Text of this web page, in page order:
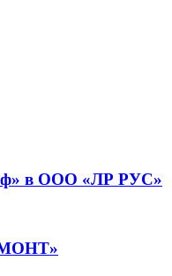
в ООО «ЛР РУС»